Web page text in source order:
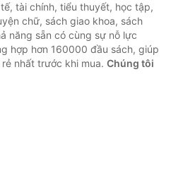
tài chính, tiểu thuyết, học tập,
chữ, sách giao khoa, sách
năng sẵn có cùng sự nỗ lực
hợp hơn 160000 đầu sách, giúp
nhất trước khi mua. Chúng tôi